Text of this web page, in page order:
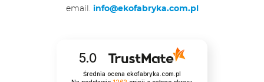
email. info@ekofabryka.com.pl
5.0
Średnia ocena ekofabryka.com.pl